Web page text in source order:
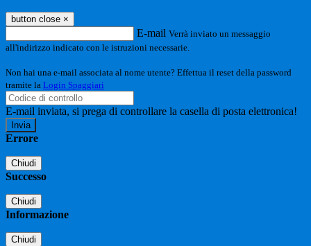
button close ×
E-mail Verrà inviato un messaggio
all'indirizzo indicato con le istruzioni necessarie.
Non hai una e-mail associata al nome utente? Effettua il reset della password
tramite la Login Spaggiari
E-mail inviata, si prega di controllare la casella di posta elettronica!
Errore
Chiudi
Successo
Chiudi
Informazione
Chiudi